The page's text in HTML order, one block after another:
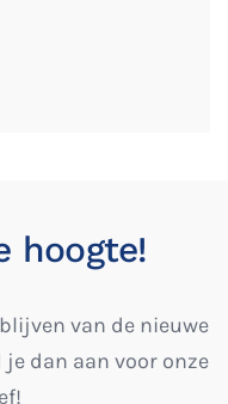
hoogte!
van de nieuwe
dan aan voor onze